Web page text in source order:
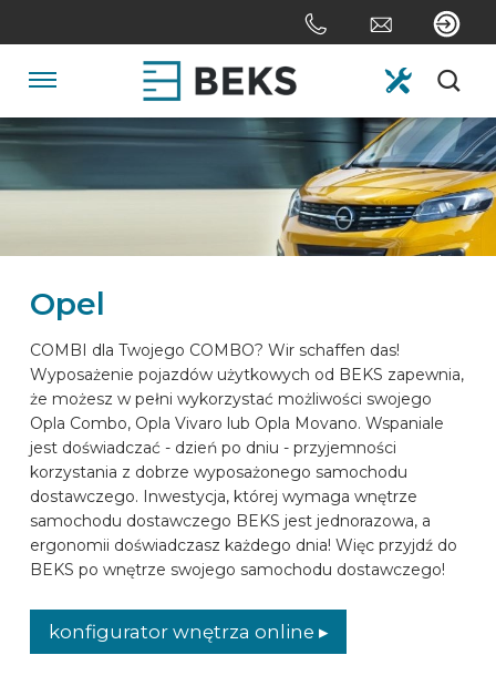
to
content
to
SYSTEMY
NA ZAMÓWIENIE
SEKTORY
MARKI SAMOCHODÓW
Opel
COMBI dla Twojego COMBO? Wir schaffen das!
Wyposażenie pojazdów użytkowych od BEKS zapewnia,
że możesz w pełni wykorzystać możliwości swojego
Opla Combo, Opla Vivaro lub Opla Movano. Wspaniale
jest doświadczać - dzień po dniu - przyjemności
korzystania z dobrze wyposażonego samochodu
dostawczego. Inwestycja, której wymaga wnętrze
samochodu dostawczego BEKS jest jednorazowa, a
ergonomii doświadczasz każdego dnia! Więc przyjdź do
BEKS po wnętrze swojego samochodu dostawczego!
konfigurator wnętrza online ▸